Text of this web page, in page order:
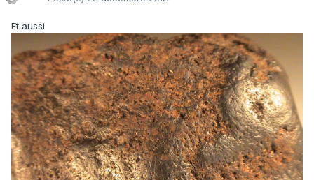
Et aussi